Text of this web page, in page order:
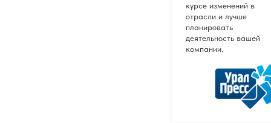
курсе изменений в
отрасли и лучше
планировать
деятельность вашей
компании.